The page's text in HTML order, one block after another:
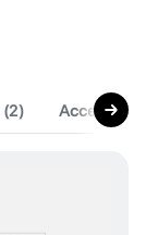
(2) Accesorii